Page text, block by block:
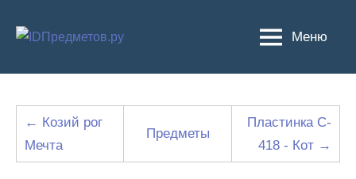
Меню
← Козий рог
Мечта
Предметы
Пластинка C-
418 - Кот →